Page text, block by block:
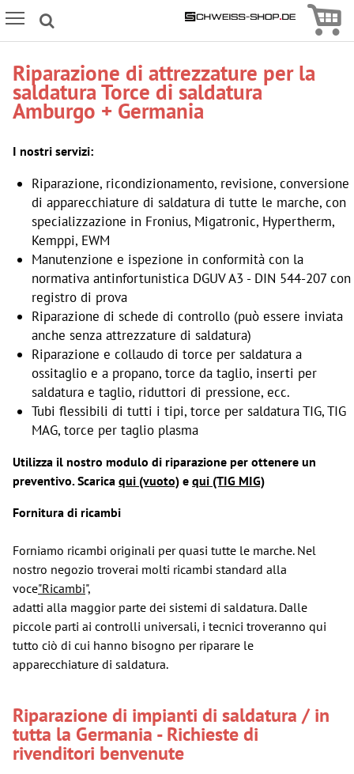
Icon Menu
Riparazione di attrezzature per la
saldatura Torce di saldatura
Amburgo + Germania
I nostri servizi:
Riparazione, ricondizionamento, revisione, conversione
di apparecchiature di saldatura di tutte le marche, con
specializzazione in Fronius, Migatronic, Hypertherm,
Kemppi, EWM
Manutenzione e ispezione in conformità con la
normativa antinfortunistica DGUV A3 - DIN 544-207 con
registro di prova
Riparazione di schede di controllo (può essere inviata
anche senza attrezzature di saldatura)
Riparazione e collaudo di torce per saldatura a
ossitaglio e a propano, torce da taglio, inserti per
saldatura e taglio, riduttori di pressione, ecc.
Tubi flessibili di tutti i tipi, torce per saldatura TIG, TIG
MAG, torce per taglio plasma
Utilizza il nostro modulo di riparazione per ottenere un
preventivo. Scarica qui (vuoto) e qui (TIG MIG)
Fornitura di ricambi
Forniamo ricambi originali per quasi tutte le marche. Nel
nostro negozio troverai molti ricambi standard alla
voce"Ricambi",
adatti alla maggior parte dei sistemi di saldatura. Dalle
piccole parti ai controlli universali, i tecnici troveranno qui
tutto ciò di cui hanno bisogno per riparare le
apparecchiature di saldatura.
Riparazione di impianti di saldatura / in
tutta la Germania - Richieste di
rivenditori benvenute